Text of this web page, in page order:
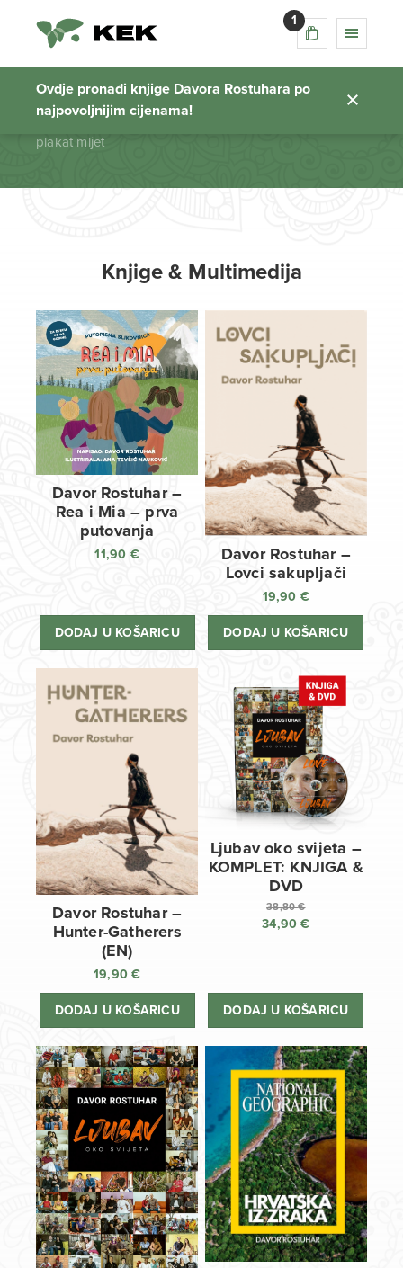
1
Ovdje pronađi knjige Davora Rostuhara po
najpovoljnijim cijenama!
plakat mljet
Početna stranica
plakat mljet
Knjige & Multimedija
Davor Rostuhar –
Rea i Mia – prva
putovanja
11,90 €
DODAJ U KOŠARICU
Davor Rostuhar –
Lovci sakupljači
19,90 €
DODAJ U KOŠARICU
Davor Rostuhar –
Hunter-Gatherers
(EN)
19,90€
DODAJ U KOŠARICU
Ljubav oko svijeta –
KOMPLET: KNJIGA &
DVD
38,80€
Izvorna
38,80 €.
34,90€
34,90 €.
DODAJ U KOŠARICU